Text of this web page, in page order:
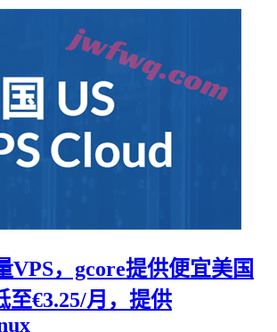
VPS，gcore提供便宜美国
至€3.25/月，提供